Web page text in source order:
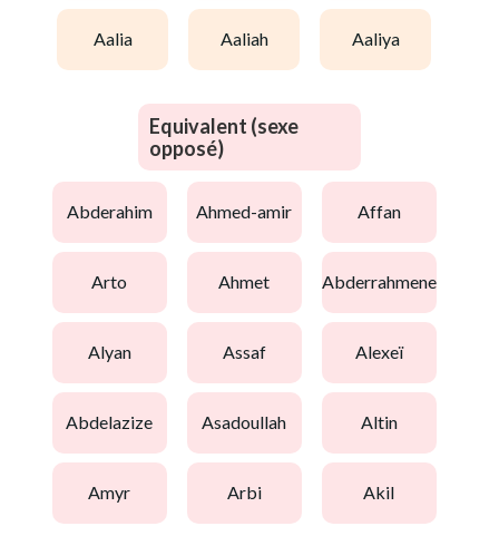
aalia aaliah aaliya
Equivalent (sexe
opposé)
abderahim ahmed-amir affan
arto ahmet abderrahmene
alyan assaf alexeï
abdelazize asadoullah altin
amyr arbi akil